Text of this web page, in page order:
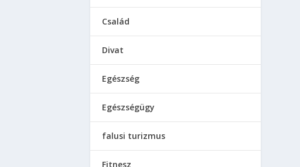
Család
Divat
Egészség
Egészségügy
falusi turizmus
Fitnesz